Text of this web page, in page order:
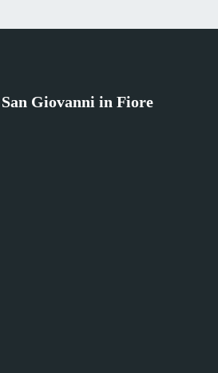
Giovanni in Fiore